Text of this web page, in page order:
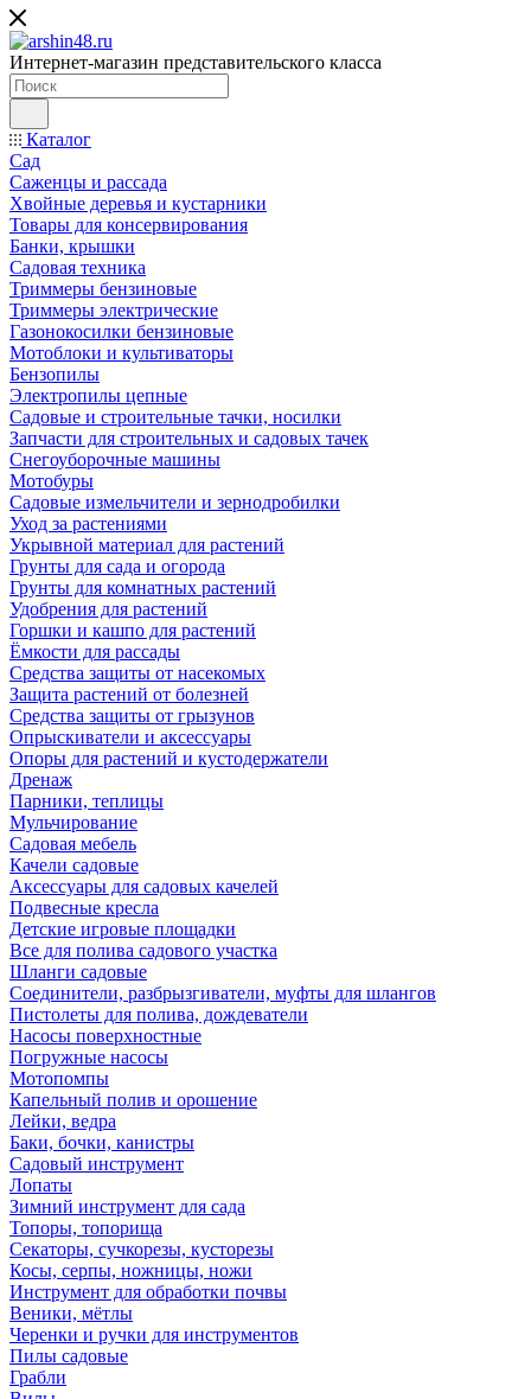
Интернет-магазин представительского класса
Каталог
Сад
Саженцы и рассада
Хвойные деревья и кустарники
Товары для консервирования
Банки, крышки
Садовая техника
Триммеры бензиновые
Триммеры электрические
Газонокосилки бензиновые
Мотоблоки и культиваторы
Бензопилы
Электропилы цепные
Садовые и строительные тачки, носилки
Запчасти для строительных и садовых тачек
Снегоуборочные машины
Мотобуры
Садовые измельчители и зернодробилки
Уход за растениями
Укрывной материал для растений
Грунты для сада и огорода
Грунты для комнатных растений
Удобрения для растений
Горшки и кашпо для растений
Ёмкости для рассады
Средства защиты от насекомых
Защита растений от болезней
Средства защиты от грызунов
Опрыскиватели и аксессуары
Опоры для растений и кустодержатели
Дренаж
Парники, теплицы
Мульчирование
Садовая мебель
Качели садовые
Аксессуары для садовых качелей
Подвесные кресла
Детские игровые площадки
Все для полива садового участка
Шланги садовые
Соединители, разбрызгиватели, муфты для шлангов
Пистолеты для полива, дождеватели
Насосы поверхностные
Погружные насосы
Мотопомпы
Капельный полив и орошение
Лейки, ведра
Баки, бочки, канистры
Садовый инструмент
Лопаты
Зимний инструмент для сада
Топоры, топорища
Секаторы, сучкорезы, кусторезы
Косы, серпы, ножницы, ножи
Инструмент для обработки почвы
Веники, мётлы
Черенки и ручки для инструментов
Пилы садовые
Грабли